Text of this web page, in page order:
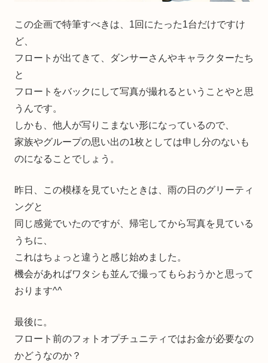
この企画で特筆すべきは、1回にたった1台だけですけ
ど、
フロートが出てきて、ダンサーさんやキャラクターたち
と
フロートをバックにして写真が撮れるということやと思
うんです。
しかも、他人が写りこまない形になっているので、
家族やグループの思い出の1枚としては申し分のないも
のになることでしょう。
昨日、この模様を見ていたときは、雨の日のグリーティ
ングと
同じ感覚でいたのですが、帰宅してから写真を見ている
うちに、
これはちょっと違うと感じ始めました。
機会があればワタシも並んで撮ってもらおうかと思って
おります^^
最後に。
フロート前のフォトオプチュニティではお金が必要なの
かどうなのか？